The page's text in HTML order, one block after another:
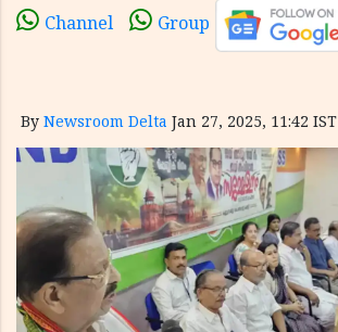
Channel Group
By Newsroom Delta Jan 27, 2025, 11:42 IST